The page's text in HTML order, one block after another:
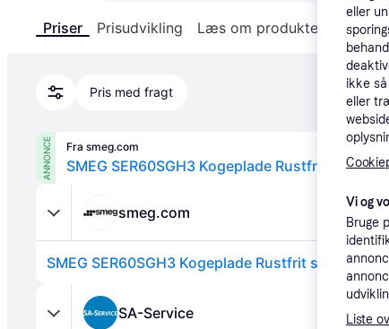
Priser Prisudvikling Læs om produktet
Pris med fragt
ANNONCE Fra smeg.com
SMEG SER60SGH3 Kogeplade Rustfrit stål
smeg.com
SMEG SER60SGH3 Kogeplade Rustfrit stål
SA-Service
eller
ikke
eller
Vi og
Bruge
Liste